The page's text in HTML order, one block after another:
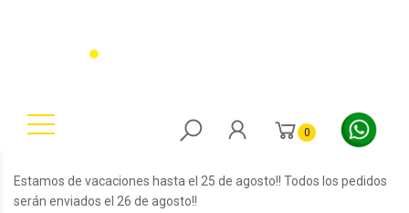
0
Estamos de vacaciones hasta el 25 de agosto!! Todos los pedidos
serán enviados el 26 de agosto!!